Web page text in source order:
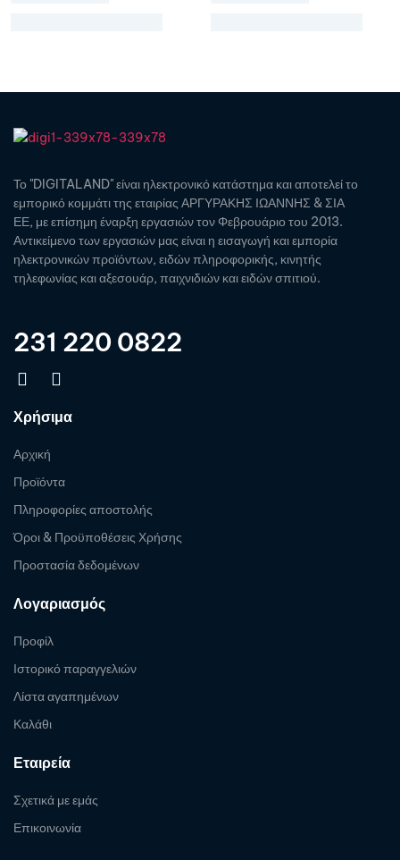
Το "DIGITALAND" είναι ηλεκτρονικό κατάστημα και αποτελεί το
εμπορικό κομμάτι της εταιρίας ΑΡΓΥΡΑΚΗΣ ΙΩΑΝΝΗΣ & ΣΙΑ
ΕΕ, με επίσημη έναρξη εργασιών τον Φεβρουάριο του 2013.
Αντικείμενο των εργασιών μας είναι η εισαγωγή και εμπορία
ηλεκτρονικών προϊόντων, ειδών πληροφορικής, κινητής
τηλεφωνίας και αξεσουάρ, παιχνιδιών και ειδών σπιτιού.
231 220 0822
Χρήσιμα
Αρχική
Προϊόντα
Πληροφορίες αποστολής
Όροι & Προϋποθέσεις Χρήσης
Προστασία δεδομένων
Λογαριασμός
Προφίλ
Ιστορικό παραγγελιών
Λίστα αγαπημένων
Καλάθι
Εταιρεία
Σχετικά με εμάς
Επικοινωνία